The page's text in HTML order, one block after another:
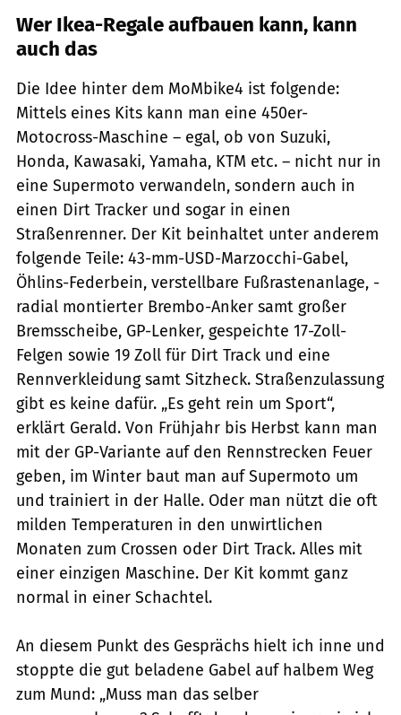
Wer Ikea-Regale aufbauen kann, kann
auch das
Die Idee hinter dem MoMbike4 ist folgende:
Mittels eines Kits kann man eine 450er-
Motocross-Maschine – egal, ob von Suzuki,
Honda, Kawasaki, Yamaha, KTM etc. – nicht nur in
eine Supermoto verwandeln, sondern auch in
einen Dirt Tracker und sogar in einen
Straßenrenner. Der Kit beinhaltet unter anderem
folgende Teile: 43-mm-USD-Marzocchi-Gabel,
Öhlins-Federbein, verstellbare Fußrastenanlage, ­
radial montierter ­Brembo-Anker samt großer
Bremsscheibe, GP-Lenker, gespeichte 17-Zoll-
Felgen sowie 19 Zoll für Dirt Track und eine
Rennverkleidung samt Sitzheck. Straßenzulassung
gibt es keine dafür. „Es geht rein um Sport“,
erklärt Gerald. Von Frühjahr bis Herbst kann man
mit der GP-Variante auf den Rennstrecken Feuer
geben, im Winter baut man auf Supermoto um
und trainiert in der Halle. Oder man nützt die oft
milden Temperaturen in den unwirtlichen
Monaten zum Crossen oder Dirt Track. Alles mit
einer einzigen Maschine. Der Kit kommt ganz
normal in einer Schachtel.
An diesem Punkt des Gesprächs hielt ich inne und
stoppte die gut beladene Gabel auf halbem Weg
zum Mund: „Muss man das selber